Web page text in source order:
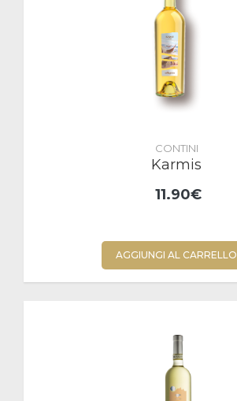
CONTINI
Karmis
11.90€
AGGIUNGI AL CARRELLO